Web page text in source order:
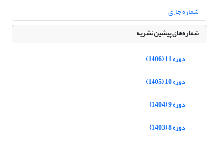
شماره جاری
شماره‌های پیشین نشریه
دوره 11 (1406)
دوره 10 (1405)
دوره 9 (1404)
دوره 8 (1403)